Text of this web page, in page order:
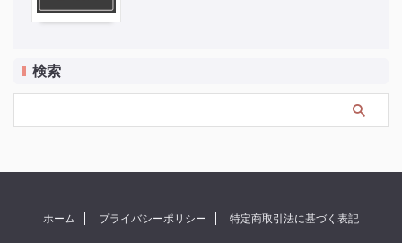
検索
ホーム プライバシーポリシー 特定商取引法に基づく表記